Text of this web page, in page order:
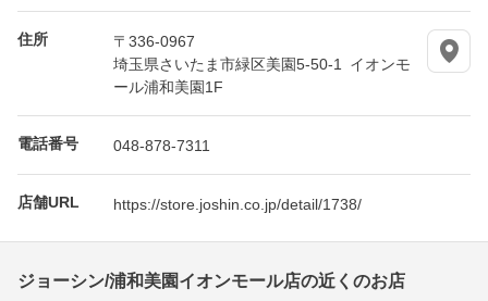
住所
〒336-0967
埼玉県さいたま市緑区美園5-50-1 イオンモ
ール浦和美園1F
電話番号 048-878-7311
店舗URL https://store.joshin.co.jp/detail/1738/
ジョーシン/浦和美園イオンモール店の近くのお店